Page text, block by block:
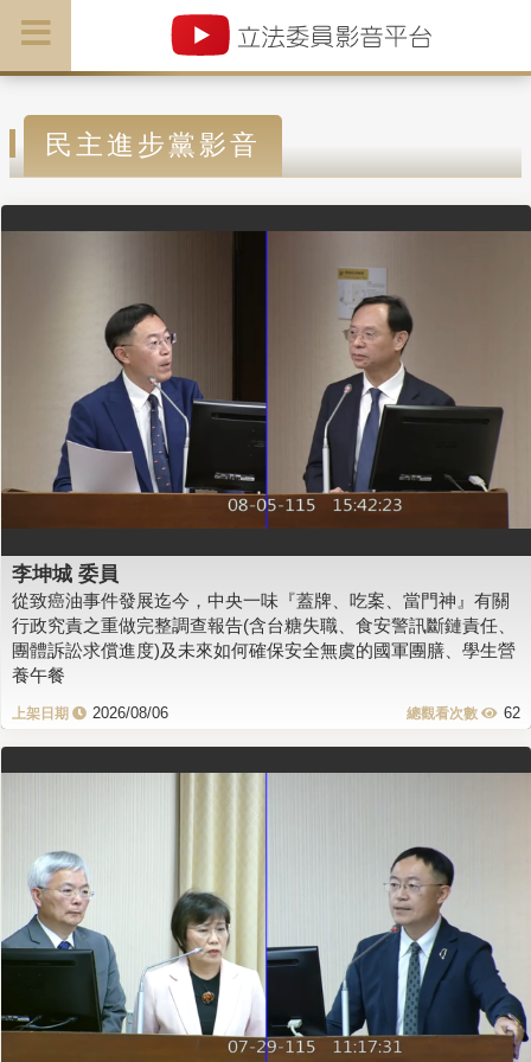
民主進步黨影音
李坤城 委員
從致癌油事件發展迄今，中央一味『蓋牌、吃案、當門神』有關
行政究責之重做完整調查報告(含台糖失職、食安警訊斷鏈責任、
團體訴訟求償進度)及未來如何確保安全無虞的國軍團膳、學生營
養午餐
2026/08/06 62